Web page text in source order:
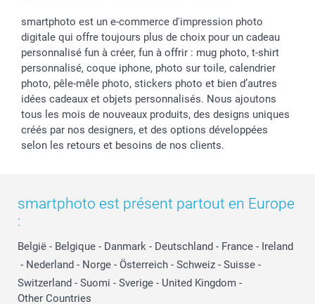
smartphoto est un e-commerce d'impression photo
digitale qui offre toujours plus de choix pour un cadeau
personnalisé fun à créer, fun à offrir : mug photo, t-shirt
personnalisé, coque iphone, photo sur toile, calendrier
photo, pêle-mêle photo, stickers photo et bien d’autres
idées cadeaux et objets personnalisés. Nous ajoutons
tous les mois de nouveaux produits, des designs uniques
créés par nos designers, et des options développées
selon les retours et besoins de nos clients.
smartphoto est présent partout en Europe
:
België - Belgique - Danmark - Deutschland - France - Ireland
- Nederland - Norge - Österreich - Schweiz - Suisse -
Switzerland - Suomi - Sverige - United Kingdom -
Other Countries